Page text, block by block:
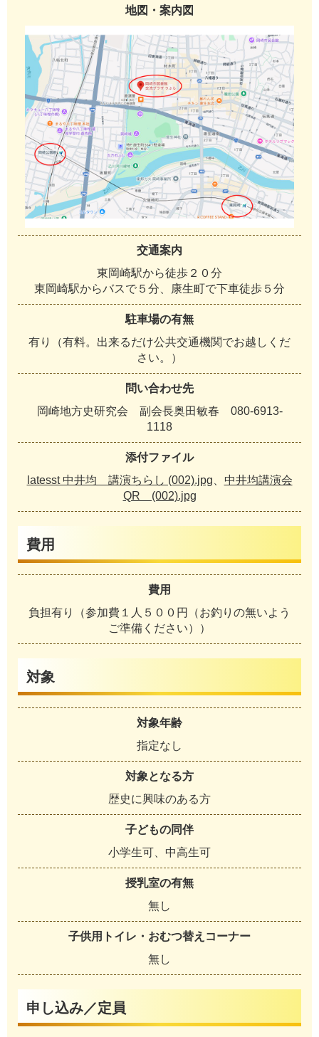
地図・案内図
交通案内
東岡崎駅から徒歩２０分
東岡崎駅からバスで５分、康生町で下車徒歩５分
駐車場の有無
有り（有料。出来るだけ公共交通機関でお越しくだ
さい。）
問い合わせ先
岡崎地方史研究会 副会長奥田敏春 080-6913-
1118
添付ファイル
latesst 中井均 講演ちらし (002).jpg
中井均講演会
QR (002).jpg
費用
費用
負担有り（参加費１人５００円（お釣りの無いよう
ご準備ください））
対象
対象年齢
指定なし
対象となる方
歴史に興味のある方
子どもの同伴
小学生可、中高生可
授乳室の有無
無し
子供用トイレ・おむつ替えコーナー
無し
申し込み／定員